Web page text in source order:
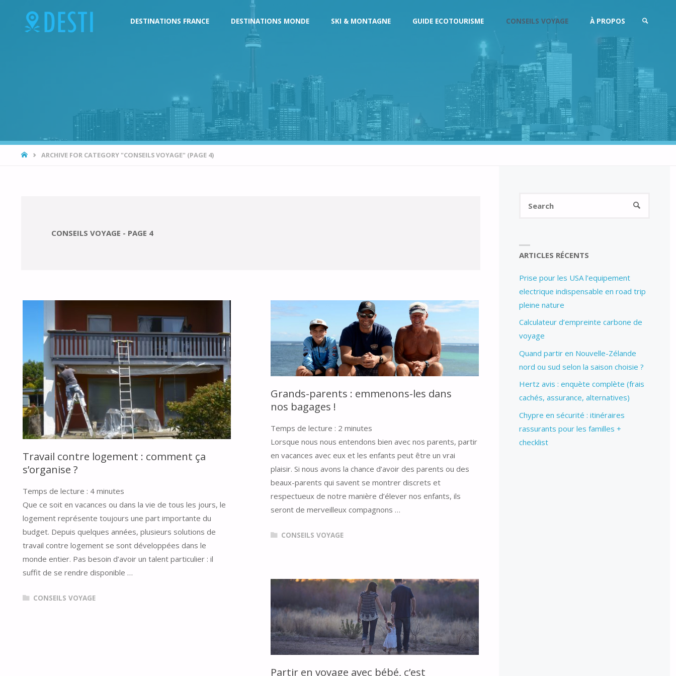
DESTINATIONS FRANCE DESTINATIONS MONDE SKI & MONTAGNE GUIDE ECOTOURISME CONSEILS VOYAGE À PROPOS
HOMEARCHIVE FOR CATEGORY "CONSEILS VOYAGE" (PAGE 4)
CONSEILS VOYAGE - PAGE 4
Travail contre logement : comment ça
s’organise ?
Temps de lecture : 4 minutes
Que ce soit en vacances ou dans la vie de tous les jours, le
logement représente toujours une part importante du
budget. Depuis quelques années, plusieurs solutions de
travail contre logement se sont développées dans le
monde entier. Pas besoin d’avoir un talent particulier : il
suffit de se rendre disponible …
CONSEILS VOYAGE
Grands-parents : emmenons-les dans
nos bagages !
Temps de lecture : 2 minutes
Lorsque nous nous entendons bien avec nos parents, partir
en vacances avec eux et les enfants peut être un vrai
plaisir. Si nous avons la chance d’avoir des parents ou des
beaux-parents qui savent se montrer discrets et
respectueux de notre manière d’élever nos enfants, ils
seront de merveilleux compagnons …
CONSEILS VOYAGE
Partir en voyage avec bébé, c’est
SEARCH
ARTICLES RÉCENTS
Prise pour les USA l’equipement
electrique indispensable en road trip
pleine nature
Calculateur d’empreinte carbone de
voyage
Quand partir en Nouvelle-Zélande
nord ou sud selon la saison choisie ?
Hertz avis : enquète complète (frais
cachés, assurance, alternatives)
Chypre en sécurité : itinéraires
rassurants pour les familles +
checklist